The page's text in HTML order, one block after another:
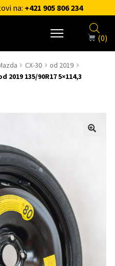
na: +421 905 806 234
(0)
CX-30
od 2019
2019 135/90R17 5×114,3